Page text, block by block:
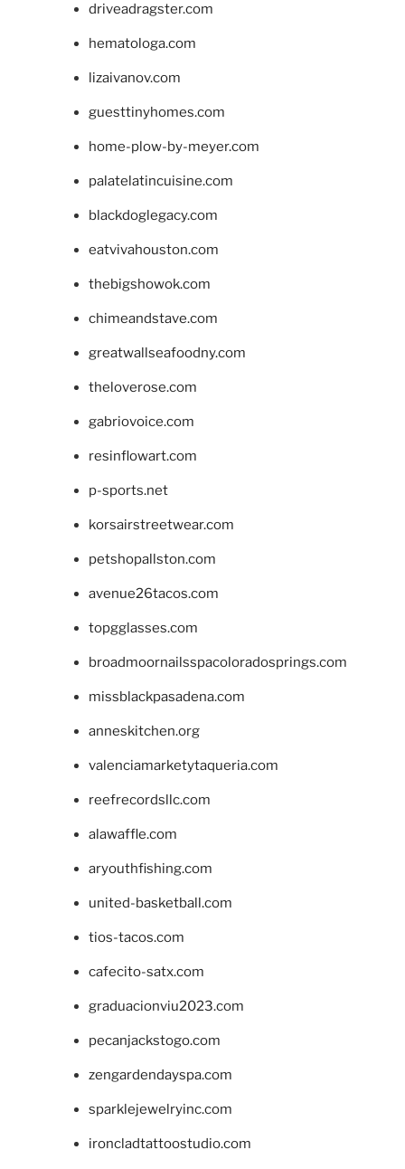
driveadragster.com
hematologa.com
lizaivanov.com
guesttinyhomes.com
home-plow-by-meyer.com
palatelatincuisine.com
blackdoglegacy.com
eatvivahouston.com
thebigshowok.com
chimeandstave.com
greatwallseafoodny.com
theloverose.com
gabriovoice.com
resinflowart.com
p-sports.net
korsairstreetwear.com
petshopallston.com
avenue26tacos.com
topgglasses.com
broadmoornailsspacoloradosprings.com
missblackpasadena.com
anneskitchen.org
valenciamarketytaqueria.com
reefrecordsllc.com
alawaffle.com
aryouthfishing.com
united-basketball.com
tios-tacos.com
cafecito-satx.com
graduacionviu2023.com
pecanjackstogo.com
zengardendayspa.com
sparklejewelryinc.com
ironcladtattoostudio.com